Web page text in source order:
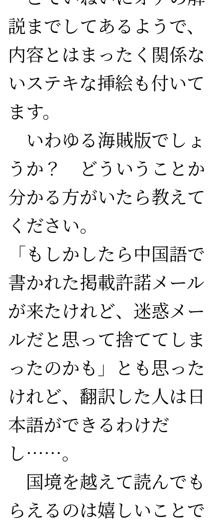
説までしてあるようで、
内容とはまったく関係な
いステキな挿絵も付いて
ます。
いわゆる海賊版でしょ
うか？ どういうことか
分かる方がいたら教えて
ください。
「もしかしたら中国語で
書かれた掲載許諾メール
が来たけれど、迷惑メー
ルだと思って捨ててしま
ったのかも」とも思った
けれど、翻訳した人は日
本語ができるわけだ
し……。
国境を越えて読んでも
らえるのは嬉しいことで